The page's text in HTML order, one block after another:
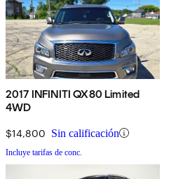
2017 INFINITI QX80 Limited
4WD
$14,800 Sin calificación
Incluye tarifas de conc.